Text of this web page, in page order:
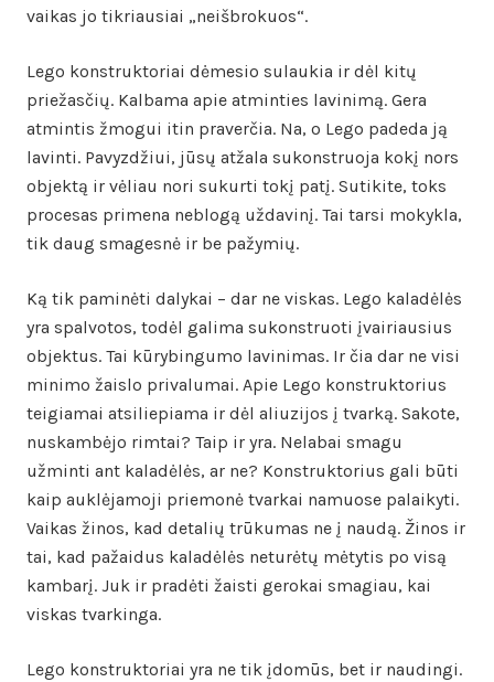
vaikas jo tikriausiai „neišbrokuos“.
Lego konstruktoriai dėmesio sulaukia ir dėl kitų
priežasčių. Kalbama apie atminties lavinimą. Gera
atmintis žmogui itin praverčia. Na, o Lego padeda ją
lavinti. Pavyzdžiui, jūsų atžala sukonstruoja kokį nors
objektą ir vėliau nori sukurti tokį patį. Sutikite, toks
procesas primena neblogą uždavinį. Tai tarsi mokykla,
tik daug smagesnė ir be pažymių.
Ką tik paminėti dalykai – dar ne viskas. Lego kaladėlės
yra spalvotos, todėl galima sukonstruoti įvairiausius
objektus. Tai kūrybingumo lavinimas. Ir čia dar ne visi
minimo žaislo privalumai. Apie Lego konstruktorius
teigiamai atsiliepiama ir dėl aliuzijos į tvarką. Sakote,
nuskambėjo rimtai? Taip ir yra. Nelabai smagu
užminti ant kaladėlės, ar ne? Konstruktorius gali būti
kaip auklėjamoji priemonė tvarkai namuose palaikyti.
Vaikas žinos, kad detalių trūkumas ne į naudą. Žinos ir
tai, kad pažaidus kaladėlės neturėtų mėtytis po visą
kambarį. Juk ir pradėti žaisti gerokai smagiau, kai
viskas tvarkinga.
Lego konstruktoriai yra ne tik įdomūs, bet ir naudingi.